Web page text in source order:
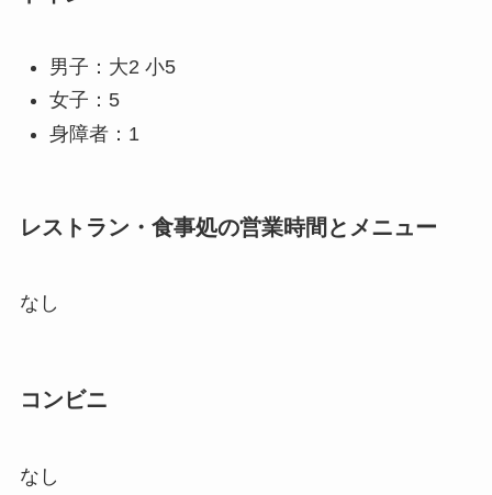
男子：大2 小5
女子：5
身障者：1
レストラン・食事処の営業時間とメニュー
なし
コンビニ
なし